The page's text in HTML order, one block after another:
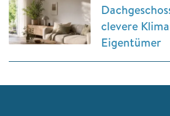
clevere
Eigentümer